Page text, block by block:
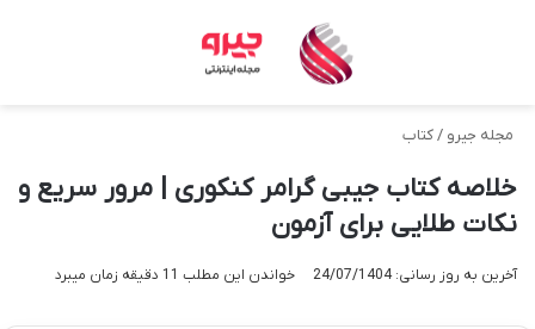
مجله جیرو /کتاب
خلاصه کتاب جیبی گرامر کنکوری | مرور سریع و
نکات طلایی برای آزمون
آخرین به روز رسانی: 24/07/1404 خواندن این مطلب 11 دقیقه زمان میبرد